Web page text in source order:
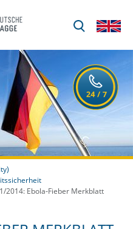
2014: Ebola‐Fieber Merkblatt